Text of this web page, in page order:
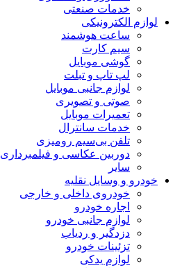
خدمات صنعتی
لوازم الکترونیکی
ساعت هوشمند
سیم کارت
گوشی موبایل
لپ تاپ و تبلت
لوازم جانبی موبایل
صوتی و تصویری
تعمیرات موبایل
خدمات سانترال
تلفن بی‌سیم رومیزی
دوربین عکاسی و فیلمبرداری
سایر
خودرو و وسایل نقلیه
خودروی داخلی و خارجی
اجاره خودرو
لوازم جانبی خودرو
دزدگیر و ردیاب
تزئینات خودرو
لوازم یدکی